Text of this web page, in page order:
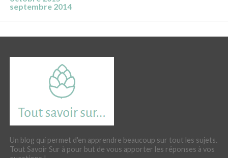
septembre 2014
Un blog qui permet d'en apprendre beaucoup sur tout les sujets.
Tout Savoir Sur à pour but de vous apporter les réponses à vos